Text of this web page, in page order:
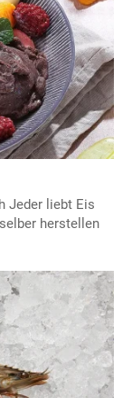
Jeder liebt Eis
herstellen